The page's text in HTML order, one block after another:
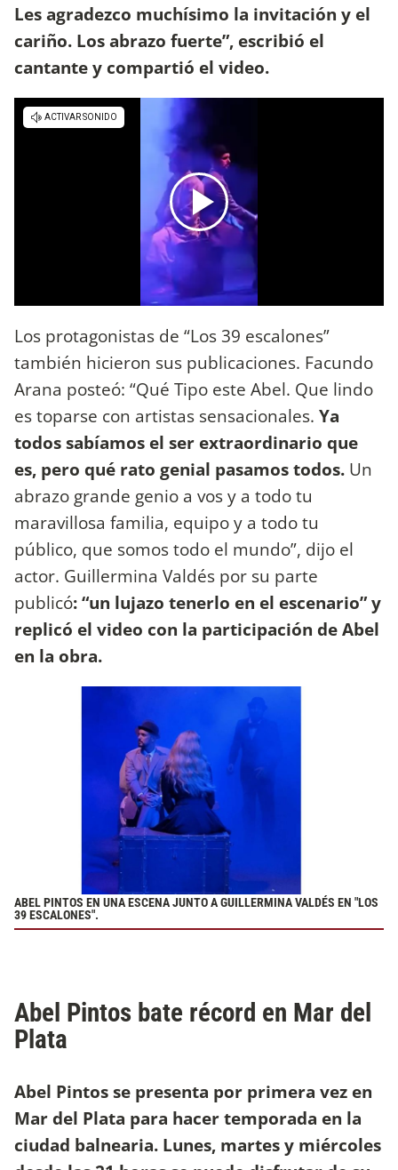
Les agradezco muchísimo la invitación y el
cariño. Los abrazo fuerte”, escribió el
cantante y compartió el video.
Los protagonistas de “Los 39 escalones”
también hicieron sus publicaciones. Facundo
Arana posteó: “Qué Tipo este Abel. Que lindo
es toparse con artistas sensacionales. Ya
todos sabíamos el ser extraordinario que
es, pero qué rato genial pasamos todos. Un
abrazo grande genio a vos y a todo tu
maravillosa familia, equipo y a todo tu
público, que somos todo el mundo”, dijo el
actor. Guillermina Valdés por su parte
publicó: “un lujazo tenerlo en el escenario” y
replicó el video con la participación de Abel
en la obra.
ABEL PINTOS EN UNA ESCENA JUNTO A GUILLERMINA VALDÉS EN "LOS
39 ESCALONES".
Abel Pintos bate récord en Mar del
Plata
Abel Pintos se presenta por primera vez en
Mar del Plata para hacer temporada en la
ciudad balnearia. Lunes, martes y miércoles